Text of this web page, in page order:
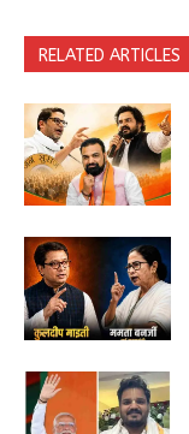
RELATED ARTICLES